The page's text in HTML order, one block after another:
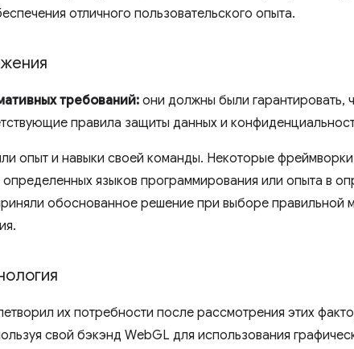
отличного пользовательского опыта.
требований: они должны были гарантировать,
правила защиты данных и
опыт и навыки своей команды. Некоторые
определенных языков программирования или опыта в
обоснованное решение при выборе правильной
их потребности после рассмотрения этих
свой бэкэнд WebGL для использования